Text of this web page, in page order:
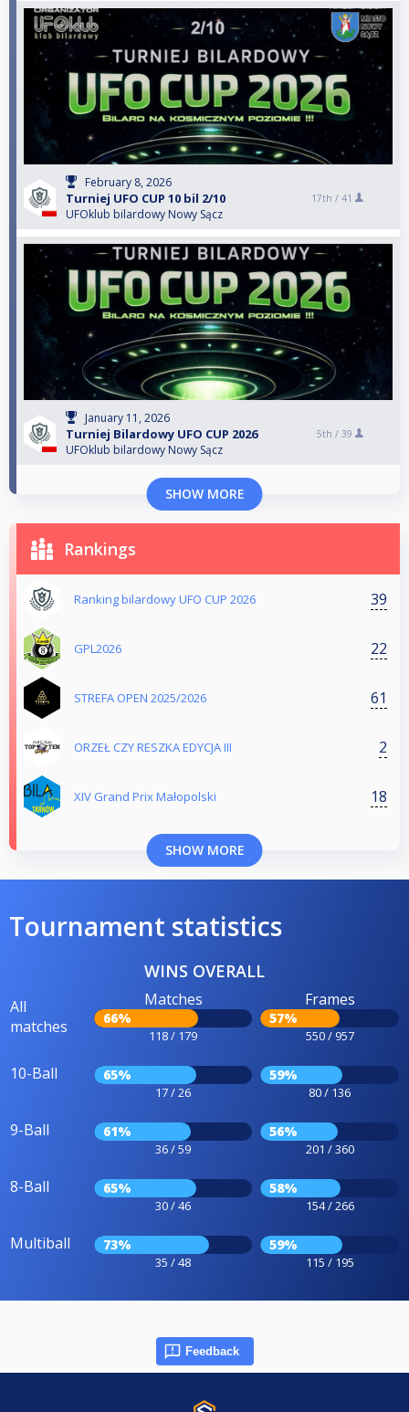
February 8, 2026
Turniej UFO CUP 10 bil 2/10
UFOklub bilardowy Nowy Sącz
17th / 41
January 11, 2026
Turniej Bilardowy UFO CUP 2026
UFOklub bilardowy Nowy Sącz
5th / 39
SHOW MORE
Rankings
Ranking bilardowy UFO CUP 2026 39
GPL2026 22
STREFA OPEN 2025/2026 61
ORZEŁ CZY RESZKA EDYCJA III 2
XIV Grand Prix Małopolski 18
SHOW MORE
Tournament statistics
WINS OVERALL
All
matches
Matches
66%
118 / 179
Frames
57%
550 / 957
10-Ball 65%
17 / 26
59%
80 / 136
9-Ball 61%
36 / 59
56%
201 / 360
8-Ball 65%
30 / 46
58%
154 / 266
Multiball 73%
35 / 48
59%
115 / 195
Feedback